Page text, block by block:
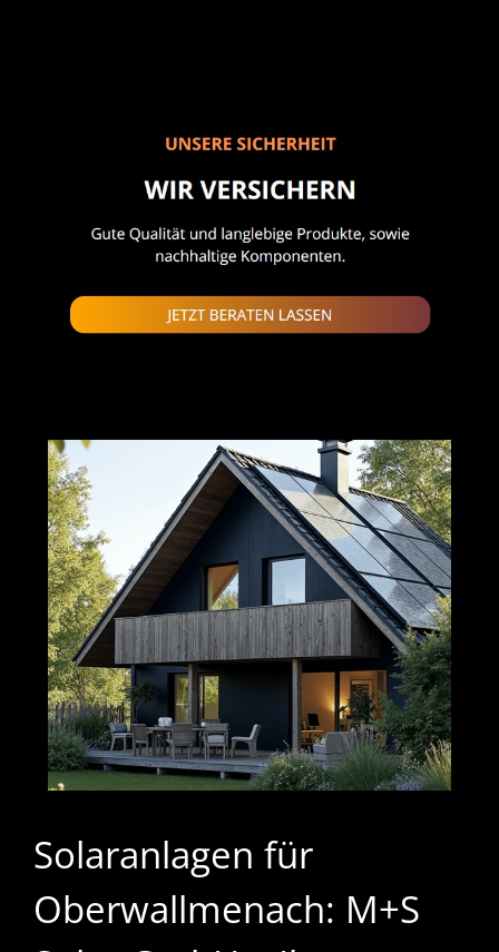
Solaranlagen für
Oberwallmenach: M+S